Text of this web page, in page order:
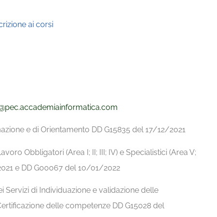
ai corsi
accademiainformatica.com
e di Orientamento DD G15835 del 17/12/2021
Obbligatori (Area I; II; III; IV) e Specialistici (Area V;
e DD G00067 del 10/01/2022
Servizi di Individuazione e validazione delle
delle competenze DD G15028 del